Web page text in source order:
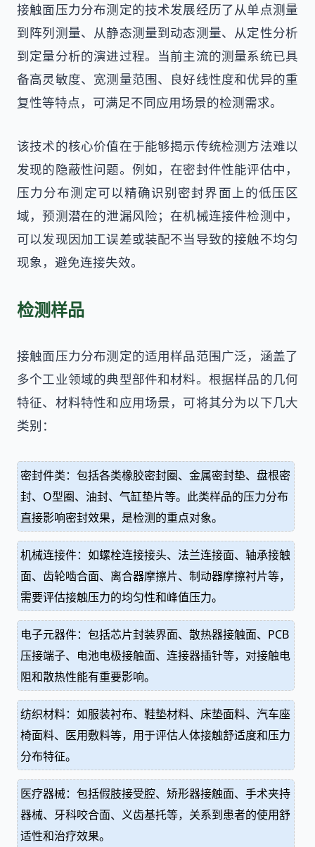
接触面压力分布测定的技术发展经历了从单点测量
到阵列测量、从静态测量到动态测量、从定性分析
到定量分析的演进过程。当前主流的测量系统已具
备高灵敏度、宽测量范围、良好线性度和优异的重
复性等特点，可满足不同应用场景的检测需求。
该技术的核心价值在于能够揭示传统检测方法难以
发现的隐蔽性问题。例如，在密封件性能评估中，
压力分布测定可以精确识别密封界面上的低压区
域，预测潜在的泄漏风险；在机械连接件检测中，
可以发现因加工误差或装配不当导致的接触不均匀
现象，避免连接失效。
检测样品
接触面压力分布测定的适用样品范围广泛，涵盖了
多个工业领域的典型部件和材料。根据样品的几何
特征、材料特性和应用场景，可将其分为以下几大
类别：
密封件类：包括各类橡胶密封圈、金属密封垫、盘根密
封、O型圈、油封、气缸垫片等。此类样品的压力分布
直接影响密封效果，是检测的重点对象。
机械连接件：如螺栓连接接头、法兰连接面、轴承接触
面、齿轮啮合面、离合器摩擦片、制动器摩擦衬片等，
需要评估接触压力的均匀性和峰值压力。
电子元器件：包括芯片封装界面、散热器接触面、PCB
压接端子、电池电极接触面、连接器插针等，对接触电
阻和散热性能有重要影响。
纺织材料：如服装衬布、鞋垫材料、床垫面料、汽车座
椅面料、医用敷料等，用于评估人体接触舒适度和压力
分布特征。
医疗器械：包括假肢接受腔、矫形器接触面、手术夹持
器械、牙科咬合面、义齿基托等，关系到患者的使用舒
适性和治疗效果。